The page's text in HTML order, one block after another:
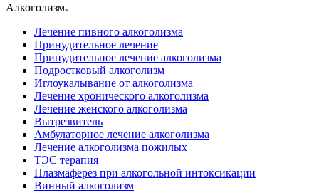
Алкоголизм
Лечение пивного алкоголизма
Принудительное лечение
Принудительное лечение алкоголизма
Подростковый алкоголизм
Иглоукалывание от алкоголизма
Лечение хронического алкоголизма
Лечение женского алкоголизма
Вытрезвитель
Амбулаторное лечение алкоголизма
Лечение алкоголизма пожилых
ТЭС терапия
Плазмаферез при алкогольной интоксикации
Винный алкоголизм